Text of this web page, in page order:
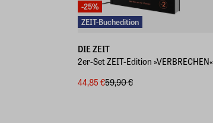
-25%
ZEIT-Buchedition
DIE ZEIT
2er-Set ZEIT-Edition »VERBRECHEN«
44,85 €59,90 €